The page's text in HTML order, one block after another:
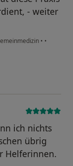
- weiter
• •
ich nichts
übrig
Helferinnen.